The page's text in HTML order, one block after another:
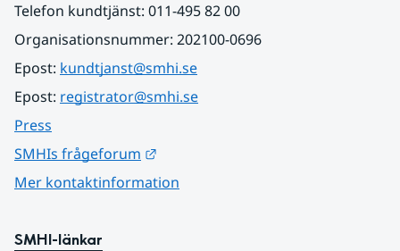
Telefon kundtjänst: 011-495 82 00
Organisationsnummer: 202100-0696
Epost: kundtjanst@smhi.se
Epost: registrator@smhi.se
Press
SMHIs frågeforum
Mer kontaktinformation
SMHI-länkar